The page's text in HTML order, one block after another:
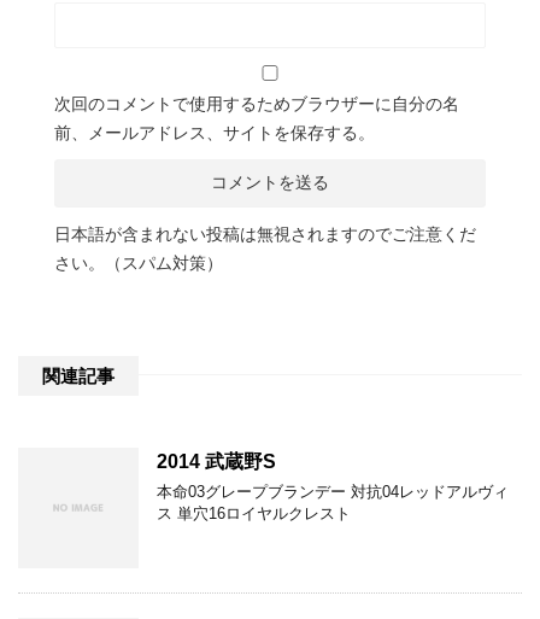
次回のコメントで使用するためブラウザーに自分の名
前、メールアドレス、サイトを保存する。
日本語が含まれない投稿は無視されますのでご注意くだ
さい。（スパム対策）
関連記事
2014 武蔵野S
本命03グレープブランデー 対抗04レッドアルヴィ
ス 単穴16ロイヤルクレスト